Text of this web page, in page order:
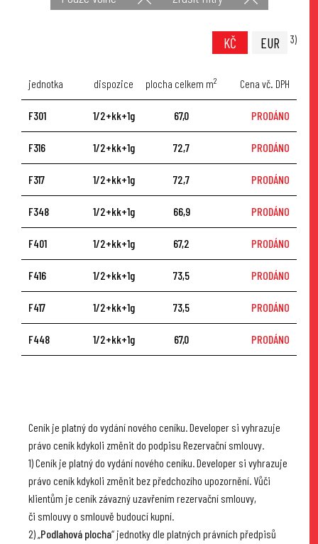
KČ EUR 3)
jednotka dispozice plocha celkem m2 Cena vč. DPH
F301 1/2+kk+1g 67,0 PRODÁNO
F316 1/2+kk+1g 72,7 PRODÁNO
F317 1/2+kk+1g 72,7 PRODÁNO
F348 1/2+kk+1g 66,9 PRODÁNO
F401 1/2+kk+1g 67,2 PRODÁNO
F416 1/2+kk+1g 73,5 PRODÁNO
F417 1/2+kk+1g 73,5 PRODÁNO
F448 1/2+kk+1g 67,0 PRODÁNO
Ceník je platný do vydání nového ceníku. Developer si vyhrazuje
právo ceník kdykoli změnit do podpisu Rezervační smlouvy.
1) Ceník je platný do vydání nového ceníku. Developer si vyhrazuje
právo ceník kdykoli změnit bez předchozího upozornění. Vůči
klientům je ceník závazný uzavřením rezervační smlouvy,
či smlouvy o smlouvě budoucí kupní.
2) „Podlahová plocha“ jednotky dle platných právních předpisů